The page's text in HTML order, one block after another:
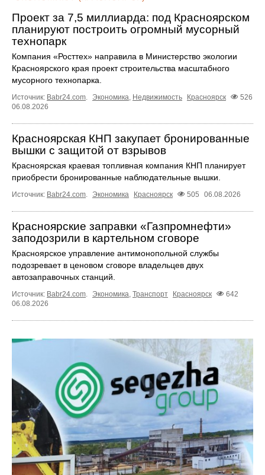
Проект за 7,5 миллиарда: под Красноярском
планируют построить огромный мусорный
технопарк
Компания «Росттех» направила в Министерство экологии
Красноярского края проект строительства масштабного
мусорного технопарка.
Источник: Babr24.com Экономика Недвижимость Красноярск
526
06.08.2026
Красноярская КНП закупает бронированные
вышки с защитой от взрывов
Красноярская краевая топливная компания КНП планирует
приобрести бронированные наблюдательные вышки.
Источник: Babr24.com. Экономика Красноярск 505 06.08.2026
Красноярские заправки «Газпромнефти»
заподозрили в картельном сговоре
Красноярское управление антимонопольной службы
подозревает в ценовом сговоре владельцев двух
автозаправочных станций.
Источник: Babr24.com. Экономика, Транспорт Красноярск
642
06.08.2026